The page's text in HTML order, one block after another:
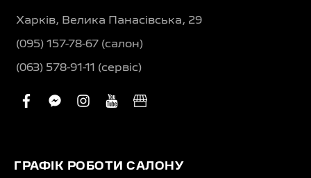
Харків, Велика Панасівська, 29
(095) 157-78-67 (салон)
(063) 578-91-11 (сервіс)
facebook
facebook-
instagram
youtube
business
ГРАФІК РОБОТИ САЛОНУ